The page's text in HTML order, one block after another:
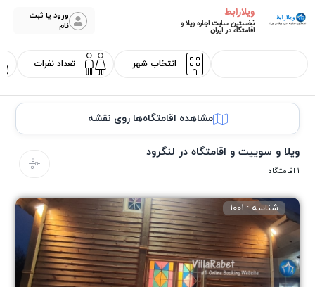
ویلارابط
نخستین سایت اجاره ویلا و
اقامتگاه در ایران
ورود یا ثبت
نام
مشاهده اقامتگاه‌ها روی نقشه
ویلا و سوییت و اقامتگاه در لنگرود
1 اقامتگاه
شناسه : 1001